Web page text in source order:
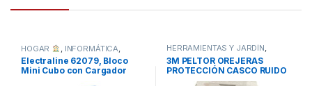
HOGAR , INFORMÁTICA,
TODOS
Electraline 62079, Bloco
Mini Cubo con Cargador
HERRAMIENTAS Y JARDÍN,
TODOS
3M PELTOR OREJERAS
PROTECCIÓN CASCO RUIDO
-AMARILLO